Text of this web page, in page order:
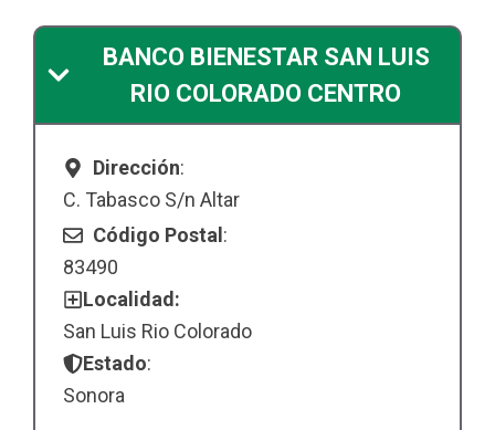
BANCO BIENESTAR SAN LUIS
RIO COLORADO CENTRO
Dirección:
C. Tabasco S/n Altar
Código Postal :
83490
Localidad:
San Luis Rio Colorado
Estado:
Sonora